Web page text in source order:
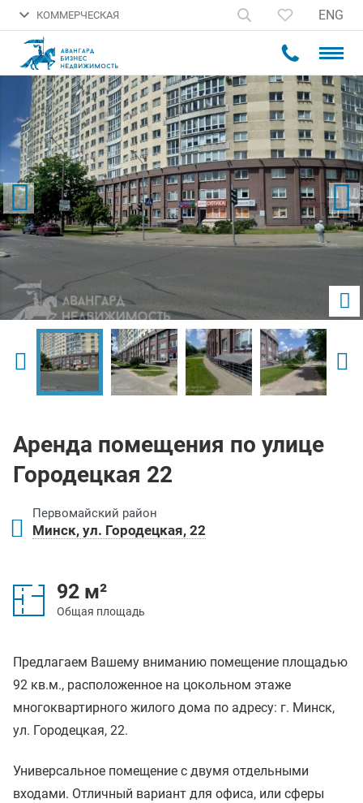
КОММЕРЧЕСКАЯ ENG
Аренда помещения по улице
Городецкая 22
Первомайский район
Минск, ул. Городецкая, 22
92 м²
Общая площадь
Предлагаем Вашему вниманию помещение площадью
92 кв.м., расположенное на цокольном этаже
многоквартирного жилого дома по адресу: г. Минск,
ул. Городецкая, 22.
Универсальное помещение с двумя отдельными
входами. Отличный вариант для офиса, или сферы